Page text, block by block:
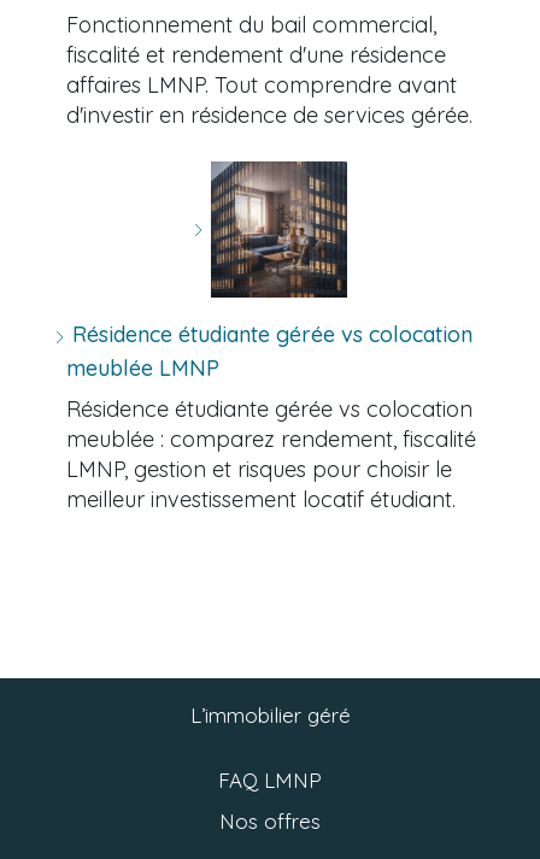
Fonctionnement du bail commercial,
fiscalité et rendement d'une résidence
affaires LMNP. Tout comprendre avant
d'investir en résidence de services gérée.
Résidence étudiante gérée vs colocation
meublée LMNP
Résidence étudiante gérée vs colocation
meublée : comparez rendement, fiscalité
LMNP, gestion et risques pour choisir le
meilleur investissement locatif étudiant.
L’immobilier géré
FAQ LMNP
Nos offres